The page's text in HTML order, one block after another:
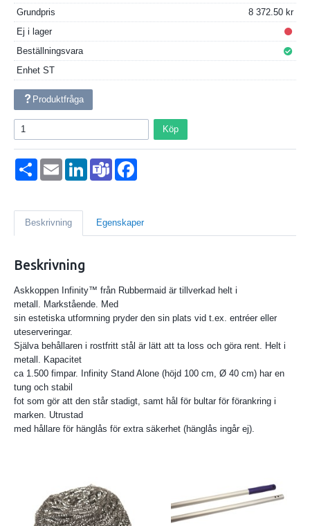
Grundpris
8 372.50
Ej i lager
Beställningsvara
Enhet ST
Produktfråga
Köp
Dela Email LinkedInTeams
Beskrivning Egenskaper
Beskrivning
Askkoppen Infinity™ från Rubbermaid är tillverkad helt i
metall. Markstående. Med
sin estetiska utformning pryder den sin plats vid t.ex. entréer eller
uteserveringar.
Själva behållaren i rostfritt stål är lätt att ta loss och göra rent. Helt i
metall. Kapacitet
ca 1.500 fimpar. Infinity Stand Alone (höjd 100 cm, Ø 40 cm) har en
tung och stabil
fot som gör att den står stadigt, samt hål för bultar för förankring i
marken. Utrustad
med hållare för hänglås för extra säkerhet (hänglås ingår ej).